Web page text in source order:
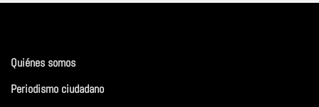
Quiénes somos
Periodismo ciudadano